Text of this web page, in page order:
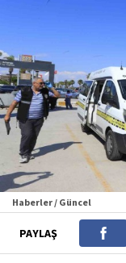
Haberler / Güncel
PAYLAŞ